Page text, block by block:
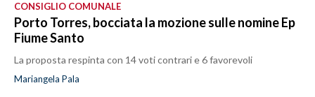
CONSIGLIO COMUNALE
Porto Torres, bocciata la mozione sulle nomine Ep
Fiume Santo
La proposta respinta con 14 voti contrari e 6 favorevoli
Mariangela Pala